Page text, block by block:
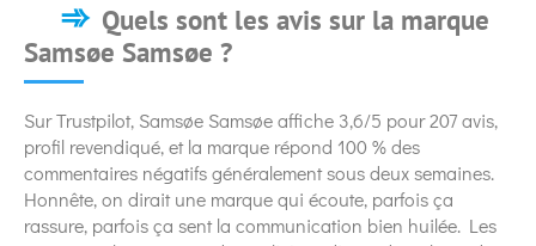
Quels sont les avis sur la marque
Samsøe Samsøe ?
Sur Trustpilot, Samsøe Samsøe affiche 3,6/5 pour 207 avis,
profil revendiqué, et la marque répond 100 % des
commentaires négatifs généralement sous deux semaines.
Honnête, on dirait une marque qui écoute, parfois ça
rassure, parfois ça sent la communication bien huilée. Les